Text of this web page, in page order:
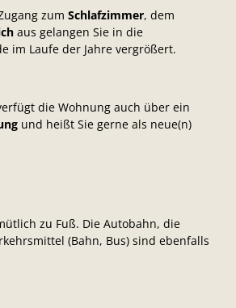
zum Schlafzimmer, dem
aus gelangen Sie in die
im Laufe der Jahre vergrößert.
die Wohnung auch über ein
und heißt Sie gerne als neue(n)
zu Fuß. Die Autobahn, die
(Bahn, Bus) sind ebenfalls